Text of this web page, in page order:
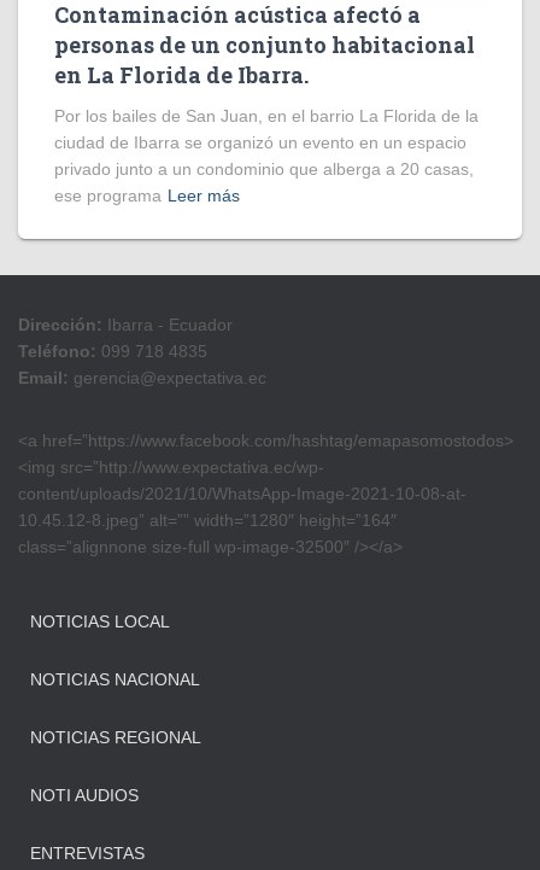
Contaminación acústica afectó a
personas de un conjunto habitacional
en La Florida de Ibarra.
Por los bailes de San Juan, en el barrio La Florida de la
ciudad de Ibarra se organizó un evento en un espacio
privado junto a un condominio que alberga a 20 casas,
ese programa Leer más
Dirección: Ibarra - Ecuador
Teléfono: 099 718 4835
Email: gerencia@expectativa.ec
<a href=”https://www.facebook.com/hashtag/emapasomostodos>
<img src=”http://www.expectativa.ec/wp-
content/uploads/2021/10/WhatsApp-Image-2021-10-08-at-
10.45.12-8.jpeg” alt=”” width=”1280″ height=”164″
class=”alignnone size-full wp-image-32500″ /></a>
NOTICIAS LOCAL
NOTICIAS NACIONAL
NOTICIAS REGIONAL
NOTI AUDIOS
ENTREVISTAS